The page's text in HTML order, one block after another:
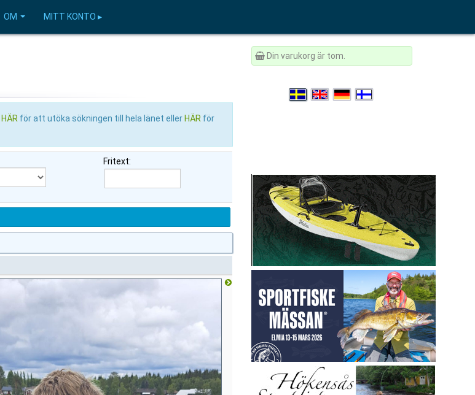
OM MITT KONTO ▸
HÄR för att utöka sökningen till hela länet eller HÄR för
Fritext:
Din varukorg är tom.